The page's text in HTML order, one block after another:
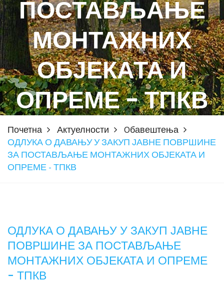
ПОСТАВЉАЊЕ
МОНТАЖНИХ
ОБЈЕКАТА И
ОПРЕМЕ - ТПКВ
Почетна Актуелности
Oбавештења
ОДЛУКА О ДАВАЊУ У ЗАКУП ЈАВНЕ ПОВРШИНЕ
ЗА ПОСТАВЉАЊЕ МОНТАЖНИХ ОБЈЕКАТА И
ОПРЕМЕ - ТПКВ
ОДЛУКА О ДАВАЊУ У ЗАКУП ЈАВНЕ
ПОВРШИНЕ ЗА ПОСТАВЉАЊЕ
МОНТАЖНИХ ОБЈЕКАТА И ОПРЕМЕ
- ТПКВ